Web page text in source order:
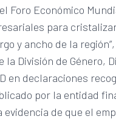
Foro Económico
para
y ancho de la
la División de Género,
en declaraciones
por la entidad
evidencia de que el